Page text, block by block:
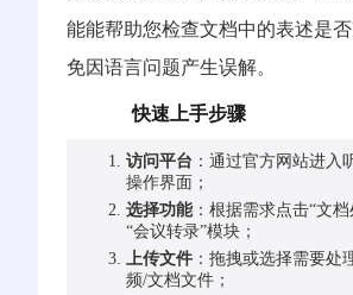
能能帮助您检查文档中的表述是
免因语言问题产生误解。
快速上手步骤
访问平台 ：通过官方网站进入
操作界面；
选择功能：根据需求点击“文档
“会议转录”模块；
上传文件 ：拖拽或选择需要处
频/文档文件；